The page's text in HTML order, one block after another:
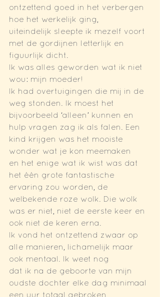
ontzettend goed in het verbergen
hoe het werkelijk ging,
uiteindelijk sleepte ik mezelf voort
met de gordijnen letterlijk en
figuurlijk dicht.
Ik was alles geworden wat ik niet
wou: mijn moeder!
Ik had overtuigingen die mij in de
weg stonden. Ik moest het
bijvoorbeeld ‘alleen’ kunnen en
hulp vragen zag ik als falen. Een
kind krijgen was het mooiste
wonder wat je kon meemaken
en het enige wat ik wist was dat
het één grote fantastische
ervaring zou worden, de
welbekende roze wolk. Die wolk
was er niet, niet de eerste keer en
ook niet de keren erna.
Ik vond het ontzettend zwaar op
alle manieren, lichamelijk maar
ook mentaal. Ik weet nog
dat ik na de geboorte van mijn
oudste dochter elke dag minimaal
een uur totaal gebroken